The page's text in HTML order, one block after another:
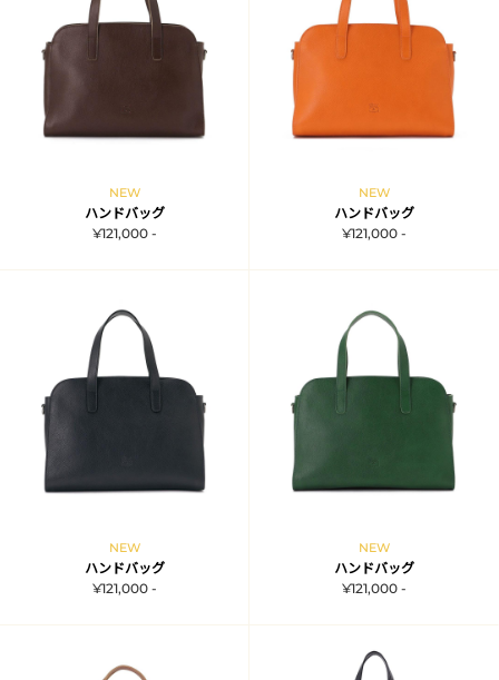
NEW
ハンドバッグ
¥121,000 -
NEW
ハンドバッグ
¥121,000 -
NEW
ハンドバッグ
¥121,000 -
NEW
ハンドバッグ
¥121,000 -